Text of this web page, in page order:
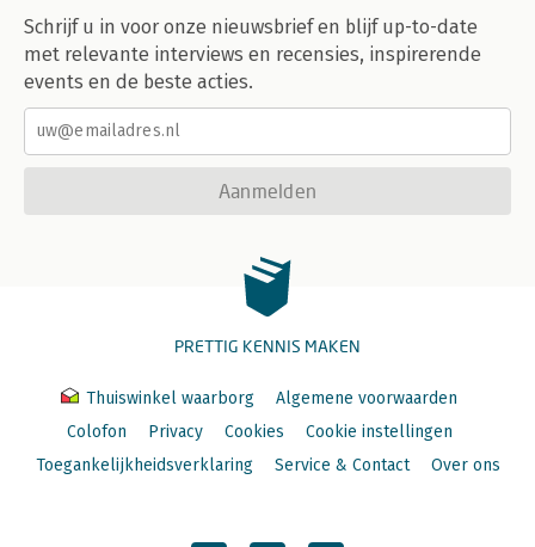
Schrijf u in voor onze nieuwsbrief en blijf up-to-date
met relevante interviews en recensies, inspirerende
events en de beste acties.
Aanmelden
PRETTIG KENNIS MAKEN
Thuiswinkel waarborg
Algemene voorwaarden
Colofon
Privacy Cookies
Cookie instellingen
Toegankelijkheidsverklaring
Service & Contact Over ons